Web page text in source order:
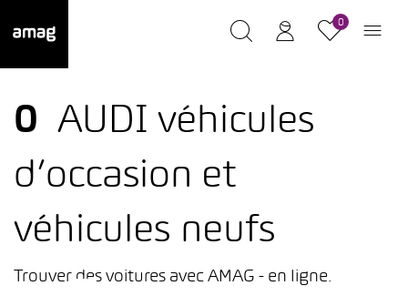
0
0 AUDI véhicules
d’occasion et
véhicules neufs
Trouver des voitures avec AMAG - en ligne.